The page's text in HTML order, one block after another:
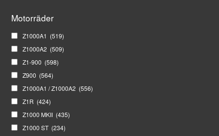
Motorräder
Z1000A1 (519)
Z1000A2 (509)
Z1-900 (598)
Z900 (564)
Z1000A1 / Z1000A2 (556)
Z1R (424)
Z1000 MKII (435)
Z1000 ST (234)